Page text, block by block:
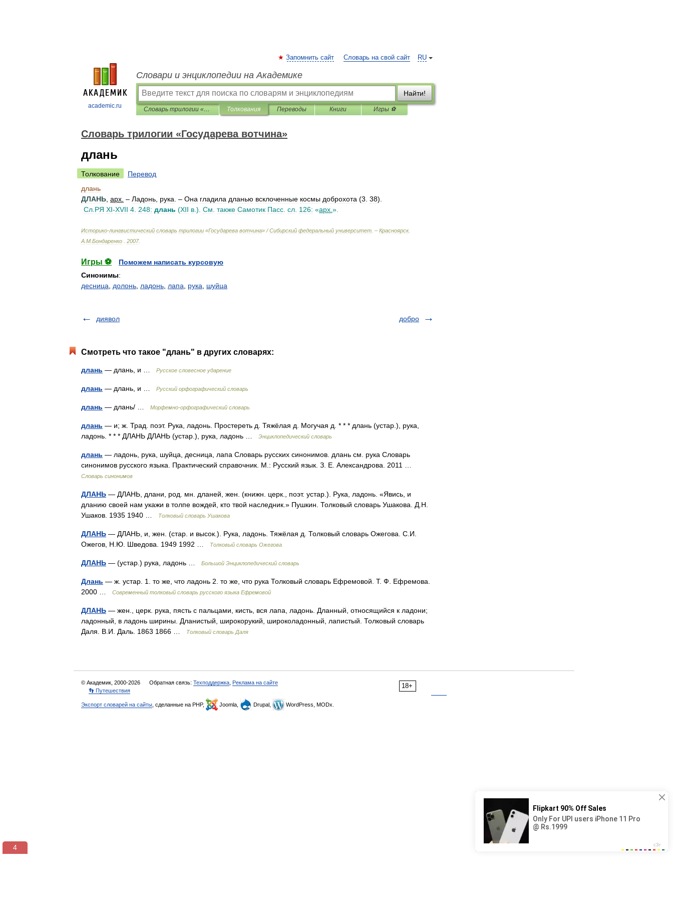
academic.ru
RU
Запомнить сайт Словарь на свой сайт
Словари и энциклопедии на Академике
Найти!
Словарь трилогии «Государева вотчина» Толкования Переводы Книги Игры ⚽
Словарь трилогии «Государева вотчина»
длань
Толкование
Перевод
длань
ДЛАНЬ арх – Ладонь рука . – Она гладила дланью всклоченные космы доброхота (3 38).
Сл РЯ XI-XVII 4 248: длань (XII в .). См также Самотик Пасс сл 126: «арх ».
Историко-лингвистический словарь трилогии «Государева вотчина» /Сибирский федеральный университет . – Красноярск.
А М Бондаренко 2007.
Игры ⚽
Поможем написать курсовую
Синонимы:
десница
долонь ладонь лапа рука шуйца
диявол добро
Смотреть что такое "длань" в других словарях:
длань — длань, и … Русское словесное ударение
длань — длань, и … Русский орфографический словарь
длань — длань/ … Морфемно-орфографический словарь
длань — и; ж. Трад. поэт. Рука, ладонь. Простереть д. Тяжёлая д. Могучая д. * * * длань (устар.), рука,
ладонь. * * * ДЛАНЬ ДЛАНЬ (устар.), рука, ладонь …
Энциклопедический словарь
длань — ладонь, рука, шуйца, десница, лапа Словарь русских синонимов. длань см. рука Словарь
синонимов русского языка. Практический справочник. М.: Русский язык. З. Е. Александрова. 2011 …
Словарь синонимов
ДЛАНЬ — ДЛАНЬ, длани, род. мн. дланей, жен. (книжн. церк., поэт. устар.). Рука, ладонь. «Явись, и
дланию своей нам укажи в толпе вождей, кто твой наследник.» Пушкин. Толковый словарь Ушакова. Д.Н.
Ушаков. 1935 1940 …
Толковый словарь Ушакова
ДЛАНЬ — ДЛАНЬ, и, жен. (стар. и высок.). Рука, ладонь. Тяжёлая д. Толковый словарь Ожегова. С.И.
Ожегов, Н.Ю. Шведова. 1949 1992 …
Толковый словарь Ожегова
ДЛАНЬ — (устар.) рука, ладонь … Большой Энциклопедический словарь
Длань — ж. устар. 1. то же, что ладонь 2. то же, что рука Толковый словарь Ефремовой. Т. Ф. Ефремова.
2000 …
Современный толковый словарь русского языка Ефремовой
ДЛАНЬ — жен., церк. рука, пясть с пальцами, кисть, вся лапа, ладонь. Дланный, относящийся к ладони;
ладонный, в ладонь ширины. Дланистый, широкорукий, широколадонный, лапистый. Толковый словарь
Даля. В.И. Даль. 1863 1866 …
Толковый словарь Даля
18+
© Академик, 2000-2026 Обратная связь: Техподдержка Реклама на сайте
👣 Путешествия
Экспорт словарей на сайты , сделанные на PHP, Joomla, Drupal, WordPress, MODx.
4